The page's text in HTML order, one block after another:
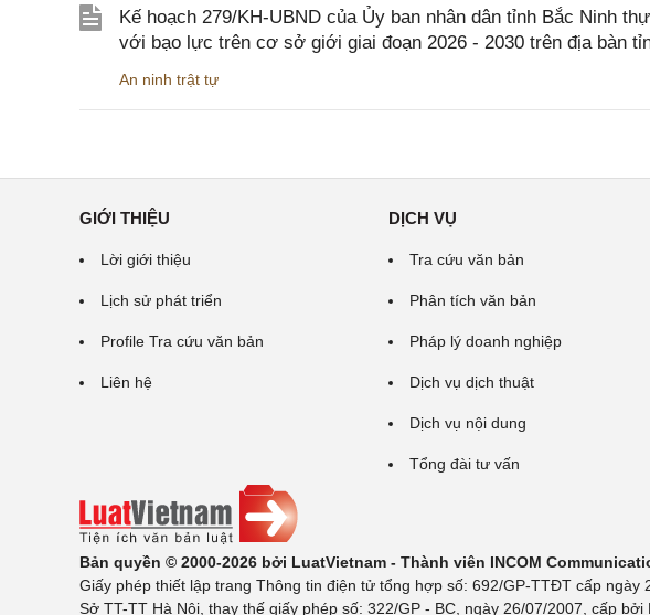
Kế hoạch 279/KH-UBND của Ủy ban nhân dân tỉnh Bắc Ninh
với bạo lực trên cơ sở giới giai đoạn 2026 - 2030 trên địa bàn
An ninh trật tự
GIỚI THIỆU
Lời giới thiệu
Lịch sử phát triển
Profile Tra cứu văn bản
Liên hệ
DỊCH VỤ
Tra cứu văn bản
Phân tích văn bản
Pháp lý doanh nghiệp
Dịch vụ dịch thuật
Dịch vụ nội dung
Tổng đài tư vấn
Bản quyền © 2000-2026 bởi LuatVietnam - Thành viên INCOM
Giấy phép thiết lập trang Thông tin điện tử tổng hợp số: 692/GP-TTĐT cấp ngày
Sở TT-TT Hà Nội, thay thế giấy phép số: 322/GP - BC, ngày 26/07/2007, cấp bởi